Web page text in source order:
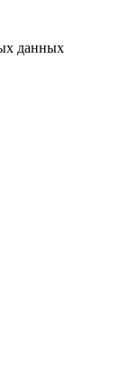
данных